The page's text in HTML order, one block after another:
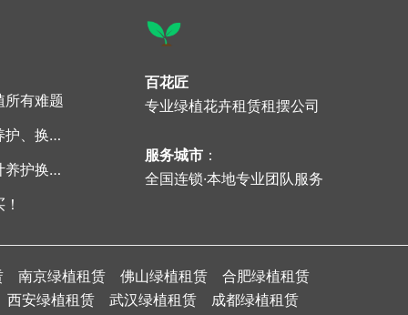
所有难题
被问爆的绿植租摆，设计、养护、换新零成本
写字楼绿植租摆、造景，设计养护换新全包
百花匠
专业绿植花卉租赁租摆公司
服务城市 ：
全国连锁·本地专业团队服务
南京绿植租赁 佛山绿植租赁
合肥绿植租赁
西安绿植租赁
武汉绿植租赁 成都绿植租赁